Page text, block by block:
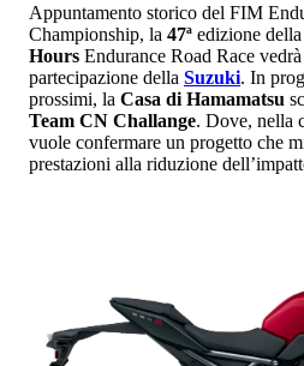
Appuntamento storico del FIM
Championship, la 47ª edizione
Hours Endurance Road Race
partecipazione della Suzuki. In
prossimi, la Casa di Hamamatsu
Team CN Challange. Dove, nella
vuole confermare un progetto che
prestazioni alla riduzione